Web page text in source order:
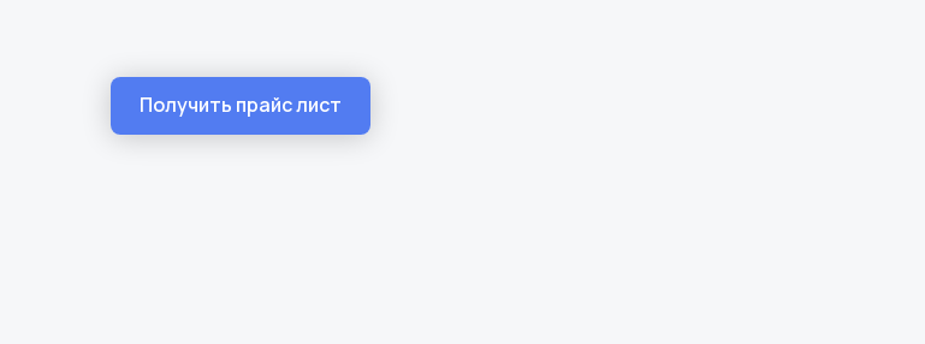
Получить прайс лист